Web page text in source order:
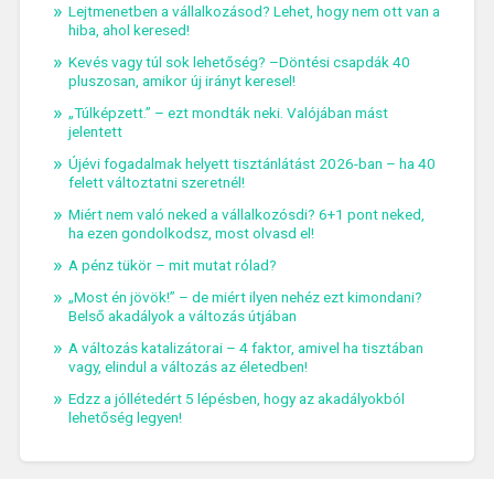
Lejtmenetben a vállalkozásod? Lehet, hogy nem ott van a
hiba, ahol keresed!
Kevés vagy túl sok lehetőség? –Döntési csapdák 40
pluszosan, amikor új irányt keresel!
„Túlképzett.” – ezt mondták neki. Valójában mást
jelentett
Újévi fogadalmak helyett tisztánlátást 2026-ban – ha 40
felett változtatni szeretnél!
Miért nem való neked a vállalkozósdi? 6+1 pont neked,
ha ezen gondolkodsz, most olvasd el!
A pénz tükör – mit mutat rólad?
„Most én jövök!” – de miért ilyen nehéz ezt kimondani?
Belső akadályok a változás útjában
A változás katalizátorai – 4 faktor, amivel ha tisztában
vagy, elindul a változás az életedben!
Edzz a jóllétedért 5 lépésben, hogy az akadályokból
lehetőség legyen!